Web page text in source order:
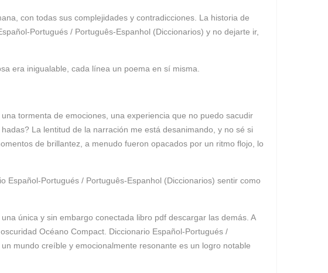
con todas sus complejidades y contradicciones. La historia de
Portugués / Português-Espanhol (Diccionarios) y no dejarte ir,
era inigualable, cada línea un poema en sí misma.
tormenta de emociones, una experiencia que no puedo sacudir
La lentitud de la narración me está desanimando, y no sé si
de brillantez, a menudo fueron opacados por un ritmo flojo, lo
Portugués / Português-Espanhol (Diccionarios) sentir como
única y sin embargo conectada libro pdf descargar las demás. A
Océano Compact. Diccionario Español-Portugués /
mundo creíble y emocionalmente resonante es un logro notable